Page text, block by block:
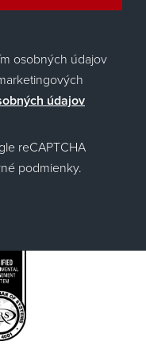
osobných údajov
údajov
reCAPTCHA
podmienky.